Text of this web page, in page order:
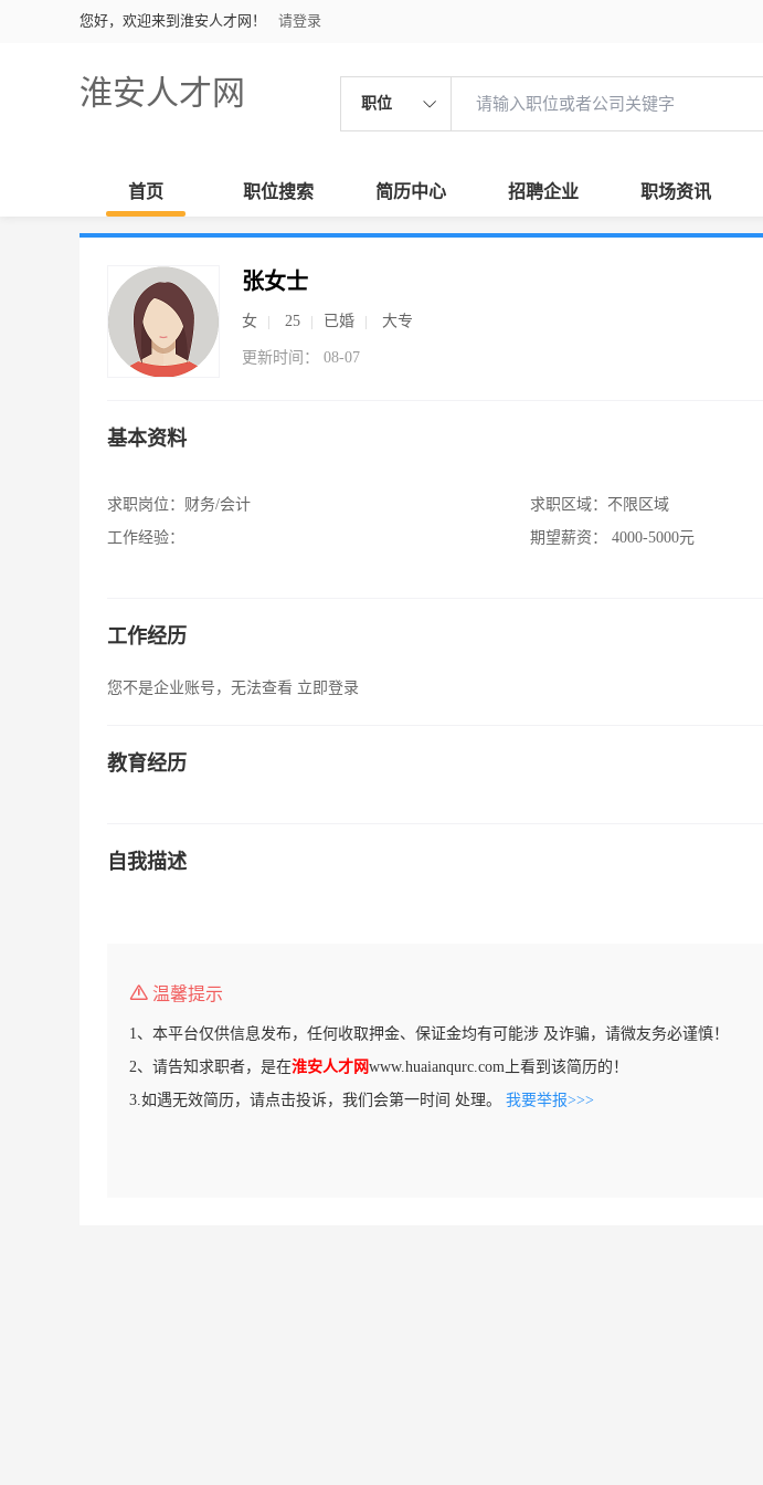
您好，欢迎来到淮安人才网！ 请登录
淮安人才网 职位
首页 职位搜索 简历中心 招聘企业 职场资讯
张女士
女 25 已婚 大专
更新时间： 08-07
基本资料
求职岗位： 财务/会计
工作经验：
求职区域： 不限区域
期望薪资：
4000-5000元
工作经历
您不是企业账号，无法查看 立即登录
教育经历
自我描述
温馨提示
1、本平台仅供信息发布，任何收取押金、保证金均有可能涉 及诈骗，请微友务必谨慎！
2、请告知求职者，是在淮安人才网www.huaianqurc.com上看到该简历的！
3.如遇无效简历，请点击投诉，我们会第一时间 处理。 我要举报>>>